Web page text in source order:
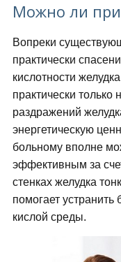
Можно ли при
Вопреки
практически
кислотности
практически
раздражений
энергетическую
больному вполне
эффективным за
стенках желудка
помогает устранить
кислой среды.